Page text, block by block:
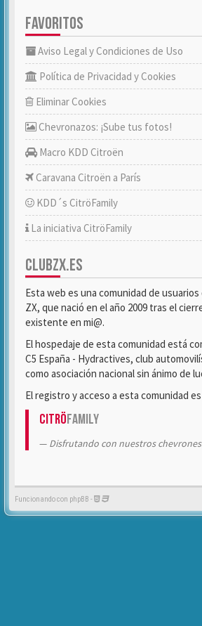
FAVORITOS
Aviso Legal y Condiciones de Uso
Política de Privacidad y Cookies
Eliminar Cookies
Chevronazos: ¡Sube tus fotos!
Macro KDD Citroën
Caravana Citroën a París
KDD´s CitröFamily
La iniciativa CitröFamily
CLUBZX.ES
Esta web es una comunidad de
ZX, que nació en el año 2009 tras el
existente en mi@.
El hospedaje de esta comunidad está
C5 España - Hydractives, club
como asociación nacional sin ánimo de
El registro y acceso a esta comunidad
CitröFamily
Disfrutando con nuestros
Funcionando con phpBB -